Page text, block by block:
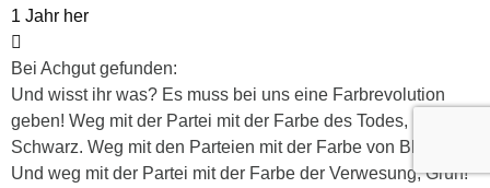
1 Jahr her
Bei Achgut gefunden:
Und wisst ihr was? Es muss bei uns eine Farbrevolution
geben! Weg mit der Partei mit der Farbe des Todes,
Schwarz. Weg mit den Parteien mit der Farbe von Blut, Rot!
Und weg mit der Partei mit der Farbe der Verwesung, Grün!